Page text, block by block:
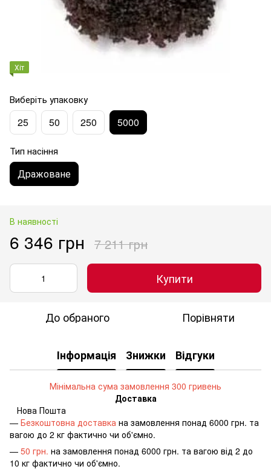
Хіт
Виберіть упаковку
25 50 250 5000
Тип насіння
Дражоване
В наявності
6 346 грн 7 211 грн
Купити
До обраного Порівняти
Інформація Знижки Відгуки
Мінімальна сума замовлення 300 гривень
Доставка
Нова Пошта
— Безкоштовна доставка на замовлення понад 6000 грн. та
вагою до 2 кг фактично чи об'ємно.
— 50 грн. на замовлення понад 6000 грн. та вагою від 2 до
10 кг фактично чи об'ємно.